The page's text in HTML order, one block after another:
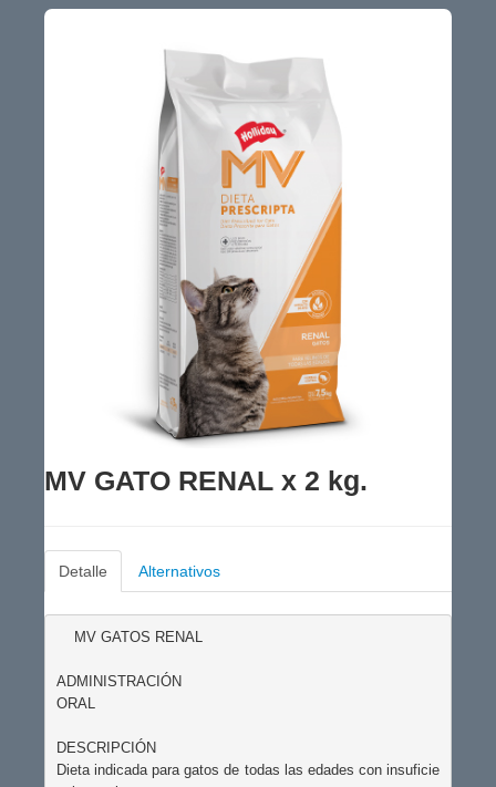
MV GATO RENAL x 2 kg.
Detalle Alternativos
ADMINISTRACIÓN
ORAL
DESCRIPCIÓN
Dieta indicada para gatos de todas las edades con insuficie